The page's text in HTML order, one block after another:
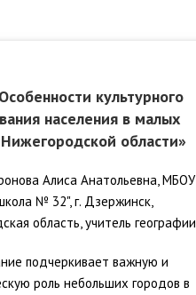
культурного
населения в малых
области»
Алиса Анатольевна, МБОУ
№ 32", г. Дзержинск,
область, учитель географии
подчеркивает важную и
роль небольших городов в